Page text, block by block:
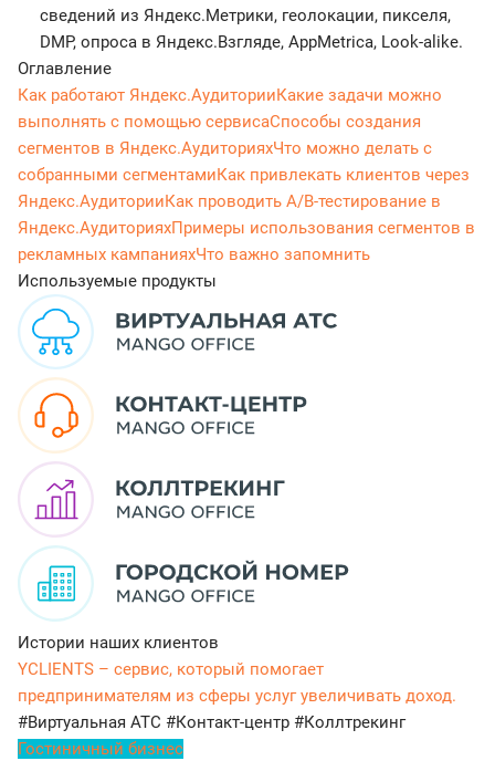
сведений из Яндекс.Метрики, геолокации, пикселя,
DMP, опроса в Яндекс.Взгляде, AppMetrica, Look-alike.
Оглавление
Как работают Яндекс.АудиторииКакие задачи можно
выполнять с помощью сервисаСпособы создания
сегментов в Яндекс.АудиторияхЧто можно делать с
собранными сегментамиКак привлекать клиентов через
Яндекс.АудиторииКак проводить A/B-тестирование в
Яндекс.АудиторияхПримеры использования сегментов в
рекламных кампанияхЧто важно запомнить
Используемые продукты
Истории наших клиентов
YCLIENTS – сервис, который помогает
предпринимателям из сферы услуг увеличивать доход.
#Виртуальная АТС #Контакт-центр #Коллтрекинг
Гостиничный бизнес